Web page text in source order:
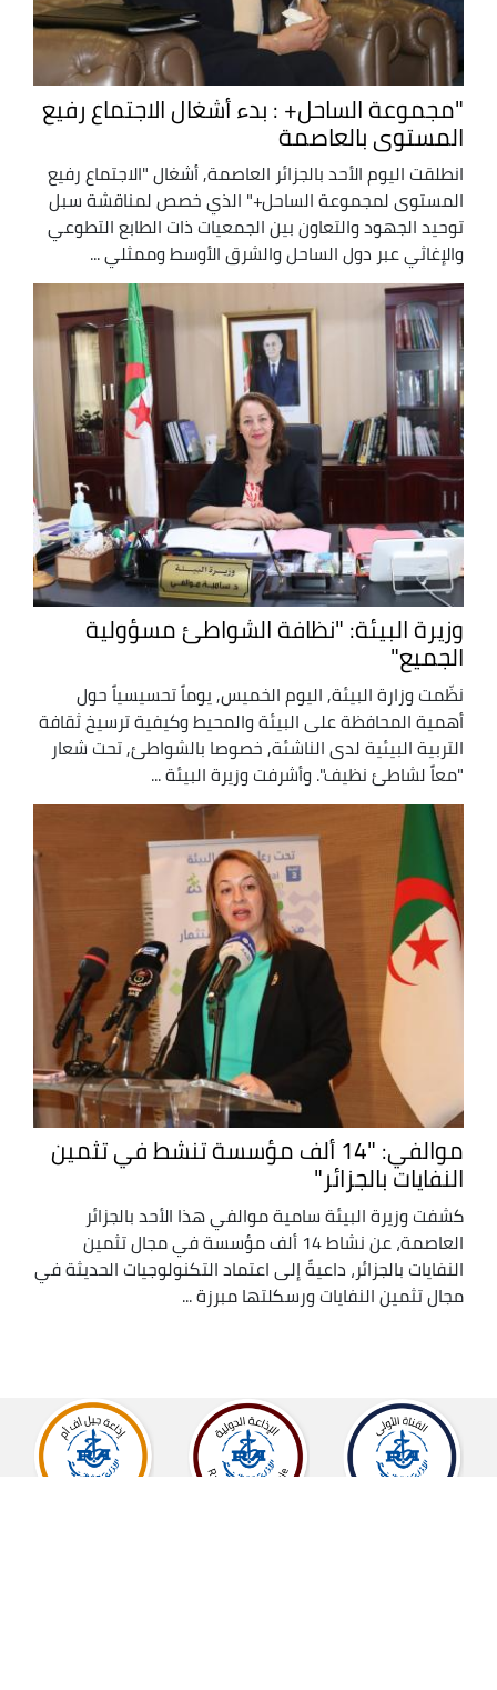
"مجموعة الساحل+ : بدء أشغال الاجتماع رفيع
المستوى بالعاصمة
انطلقت اليوم الأحد بالجزائر العاصمة, أشغال "الاجتماع رفيع
المستوى لمجموعة الساحل+" الذي خصص لمناقشة سبل
توحيد الجهود والتعاون بين الجمعيات ذات الطابع التطوعي
والإغاثي عبر دول الساحل والشرق الأوسط وممثلي ...
وزيرة البيئة: "نظافة الشواطئ مسؤولية
الجميع"
نظّمت وزارة البيئة, اليوم الخميس, يوماً تحسيسياً حول
أهمية المحافظة على البيئة والمحيط وكيفية ترسيخ ثقافة
التربية البيئية لدى الناشئة, خصوصا بالشواطئ, تحت شعار
"معاً لشاطئ نظيف". وأشرفت وزيرة البيئة ...
موالفي: "14 ألف مؤسسة تنشط في تثمين
النفايات بالجزائر"
كشفت وزيرة البيئة سامية موالفي هذا الأحد بالجزائر
العاصمة، عن نشاط 14 ألف مؤسسة في مجال تثمين
النفايات بالجزائر، داعيةً إلى اعتماد التكنولوجيات الحديثة في
مجال تثمين النفايات ورسكلتها مبرزة ...